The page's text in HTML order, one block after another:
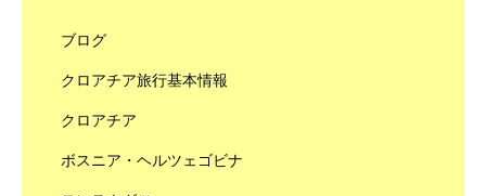
ブログ
クロアチア旅行基本情報
クロアチア
ボスニア・ヘルツェゴビナ